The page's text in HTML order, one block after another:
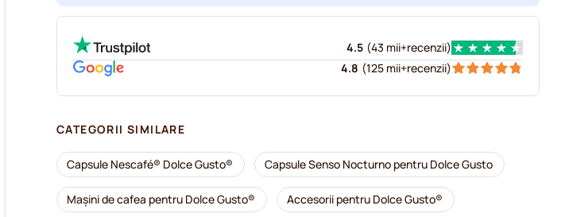
4.5 (43 mii+recenzii)
4.8 (125 mii+recenzii)
CATEGORII SIMILARE
Capsule Nescafé® Dolce Gusto® Capsule Senso Nocturno pentru Dolce Gusto
Mașini de cafea pentru Dolce Gusto® Accesorii pentru Dolce Gusto®